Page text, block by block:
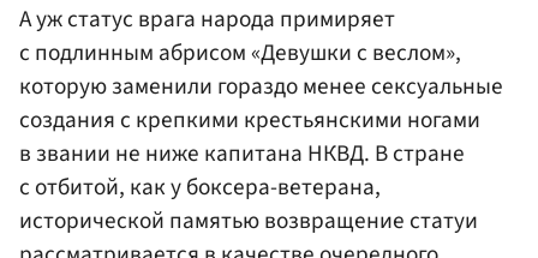
А уж статус врага народа примиряет
с подлинным абрисом «Девушки с веслом»,
которую заменили гораздо менее сексуальные
создания с крепкими крестьянскими ногами
в звании не ниже капитана НКВД. В стране
с отбитой, как у боксера-ветерана,
исторической памятью возвращение статуи